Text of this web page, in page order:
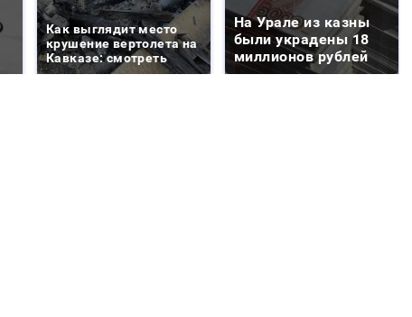
Как выглядит место
крушение вертолета на
Кавказе: смотреть
На Урале из казны
были украдены 18
миллионов рублей